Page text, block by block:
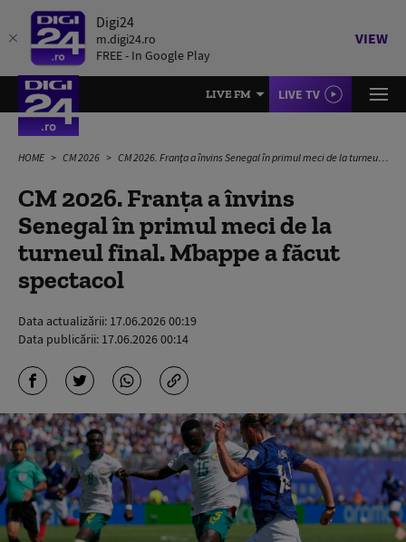
Digi24
m.digi24.ro
FREE - In Google Play
VIEW
LIVE FM LIVE TV
HOME CM 2026 CM 2026. Franţa a învins Senegal în primul meci de la turneul final. Mbappe a făcut spectacol
CM 2026. Franţa a învins
Senegal în primul meci de la
turneul final. Mbappe a făcut
spectacol
Data actualizării: 17.06.2026 00:19
Data publicării: 17.06.2026 00:14